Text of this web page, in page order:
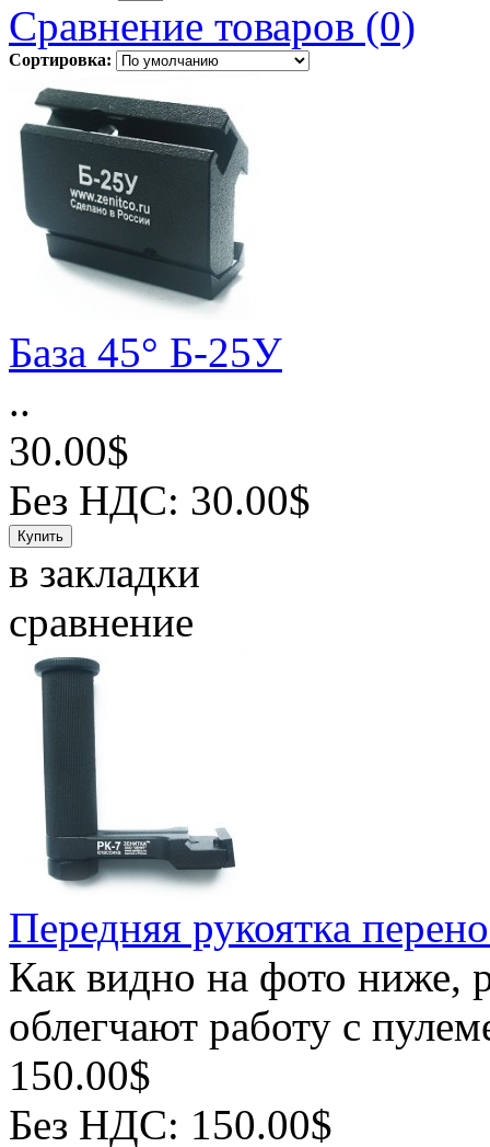
Сравнение товаров (0)
Сортировка:
База 45° Б-25У
..
30.00$
Без НДС: 30.00$
в закладки
сравнение
Передняя рукоятка
Как видно на фото ниже,
облегчают работу с
150.00$
Без НДС: 150.00$